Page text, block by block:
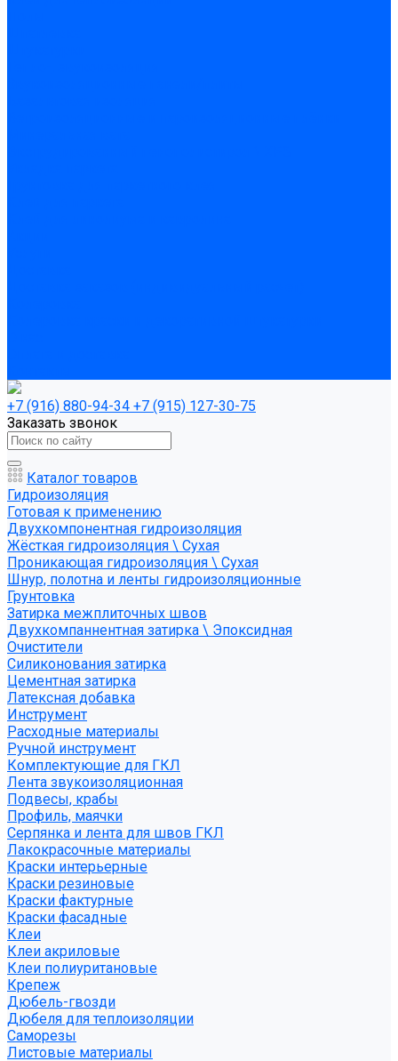
+7 (916) 880-94-34 +7 (915) 127-30-75
Заказать звонок
Каталог товаров
Гидроизоляция
Готовая к применению
Двухкомпонентная гидроизоляция
Жёсткая гидроизоляция \ Сухая
Проникающая гидроизоляция \ Сухая
Шнур, полотна и ленты гидроизоляционные
Грунтовка
Затирка межплиточных швов
Двухкомпаннентная затирка \ Эпоксидная
Очистители
Силиконования затирка
Цементная затирка
Латексная добавка
Инструмент
Расходные материалы
Ручной инструмент
Комплектующие для ГКЛ
Лента звукоизоляционная
Подвесы, крабы
Профиль, маячки
Серпянка и лента для швов ГКЛ
Лакокрасочные материалы
Краски интерьерные
Краски резиновые
Краски фактурные
Краски фасадные
Клеи
Клеи акриловые
Клеи полиуритановые
Крепеж
Дюбель-гвозди
Дюбеля для теплоизоляции
Саморезы
Листовые материалы